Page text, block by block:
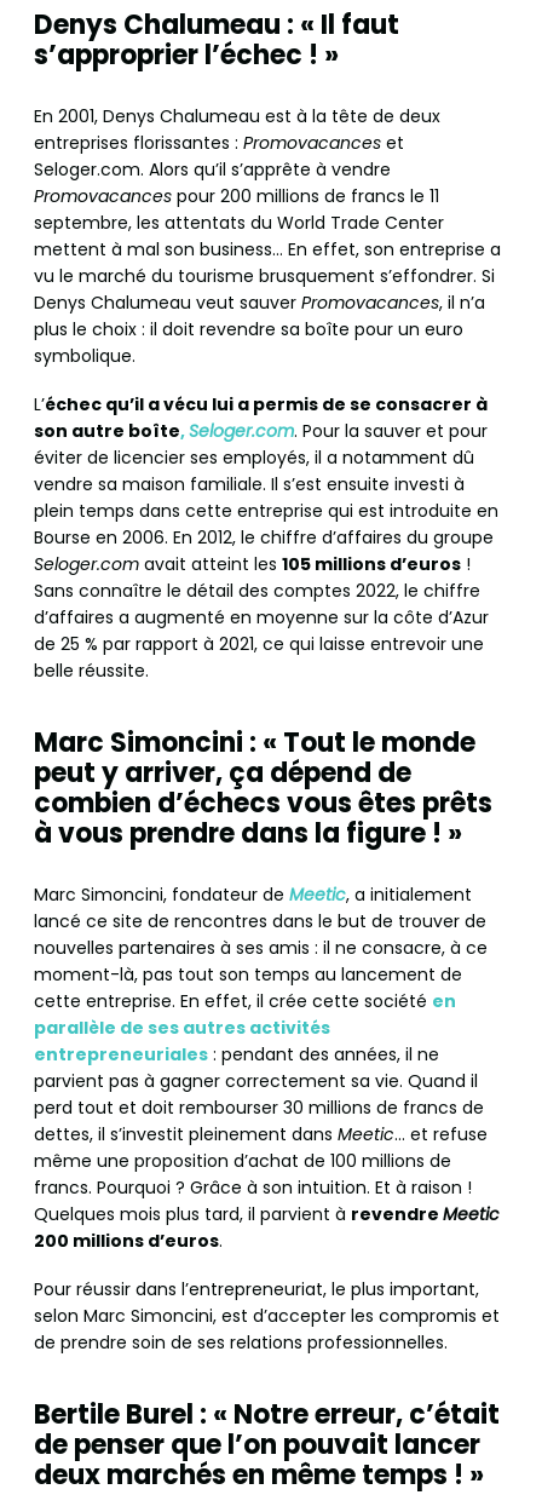
Denys Chalumeau : « Il faut
s’approprier l’échec ! »
En 2001, Denys Chalumeau est à la tête de deux
entreprises florissantes : Promovacances et
Seloger.com. Alors qu’il s’apprête à vendre
Promovacances pour 200 millions de francs le 11
septembre, les attentats du World Trade Center
mettent à mal son business… En effet, son entreprise a
vu le marché du tourisme brusquement s’effondrer. Si
Denys Chalumeau veut sauver Promovacances, il n’a
plus le choix : il doit revendre sa boîte pour un euro
symbolique.
L’échec qu’il a vécu lui a permis de se consacrer à
son autre boîte,Seloger.com. Pour la sauver et pour
éviter de licencier ses employés, il a notamment dû
vendre sa maison familiale. Il s’est ensuite investi à
plein temps dans cette entreprise qui est introduite en
Bourse en 2006. En 2012, le chiffre d’affaires du groupe
Seloger.com avait atteint les 105 millions d’euros !
Sans connaître le détail des comptes 2022, le chiffre
d’affaires a augmenté en moyenne sur la côte d’Azur
de 25 % par rapport à 2021, ce qui laisse entrevoir une
belle réussite.
Marc Simoncini : « Tout le monde
peut y arriver, ça dépend de
combien d’échecs vous êtes prêts
à vous prendre dans la figure ! »
Marc Simoncini, fondateur de Meetic, a initialement
lancé ce site de rencontres dans le but de trouver de
nouvelles partenaires à ses amis : il ne consacre, à ce
moment-là, pas tout son temps au lancement de
cette entreprise. En effet, il crée cette société en
parallèle de ses autres activités
entrepreneuriales : pendant des années, il ne
parvient pas à gagner correctement sa vie. Quand il
perd tout et doit rembourser 30 millions de francs de
dettes, il s’investit pleinement dans Meetic… et refuse
même une proposition d’achat de 100 millions de
francs. Pourquoi ? Grâce à son intuition. Et à raison !
Quelques mois plus tard, il parvient à revendre Meetic
200 millions d’euros.
Pour réussir dans l’entrepreneuriat, le plus important,
selon Marc Simoncini, est d’accepter les compromis et
de prendre soin de ses relations professionnelles.
Bertile Burel : « Notre erreur, c’était
de penser que l’on pouvait lancer
deux marchés en même temps ! »